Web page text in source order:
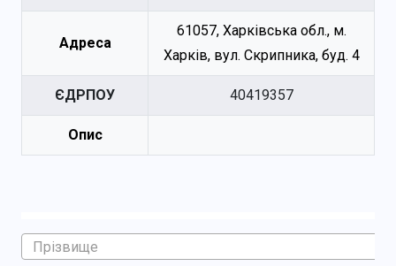
Адреса
61057, Харківська обл., м.
Харків, вул. Скрипника, буд. 4
ЄДРПОУ 40419357
Опис